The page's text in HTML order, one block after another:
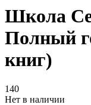
Школа
Полный
книг)
140
Нет в наличии